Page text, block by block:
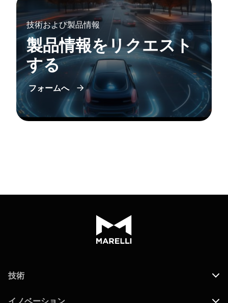
技術および製品情報
製品情報をリクエスト
する
フォームへ
技術